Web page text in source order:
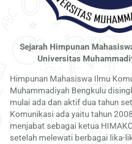
Sejarah Himpunan
Universitas
Himpunan Mahasiswa Ilmu
Muhammadiyah Bengkulu
mulai ada dan aktif dua tahun
Komunikasi ada yaitu tahun
menjabat sebagai ketua
setelah melewati berbagai lika-